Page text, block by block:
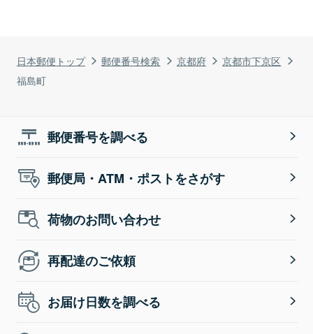
日本郵便トップ 郵便番号検索 京都府
京都市下京区
福島町
郵便番号を調べる
郵便局・ATM・ポストをさがす
荷物のお問い合わせ
再配達のご依頼
お届け日数を調べる